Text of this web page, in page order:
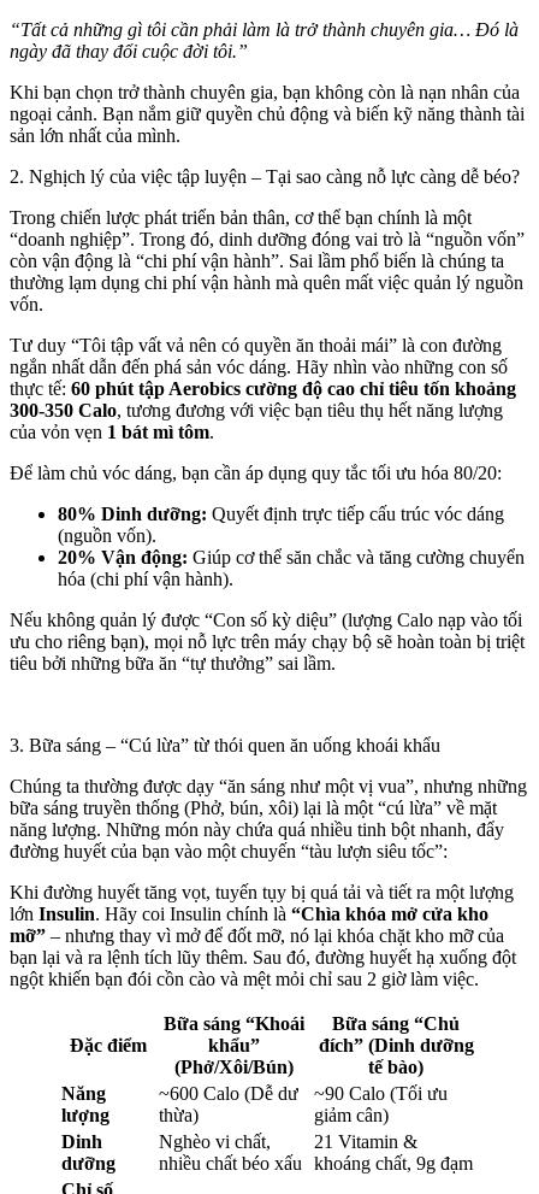
“Tất cả những gì tôi cần phải làm là trở thành chuyên gia… Đó là
ngày đã thay đổi cuộc đời tôi.”
Khi bạn chọn trở thành chuyên gia, bạn không còn là nạn nhân của
ngoại cảnh. Bạn nắm giữ quyền chủ động và biến kỹ năng thành tài
sản lớn nhất của mình.
2. Nghịch lý của việc tập luyện – Tại sao càng nỗ lực càng dễ béo?
Trong chiến lược phát triển bản thân, cơ thể bạn chính là một
“doanh nghiệp”. Trong đó, dinh dưỡng đóng vai trò là “nguồn vốn”
còn vận động là “chi phí vận hành”. Sai lầm phổ biến là chúng ta
thường lạm dụng chi phí vận hành mà quên mất việc quản lý nguồn
vốn.
Tư duy “Tôi tập vất vả nên có quyền ăn thoải mái” là con đường
ngắn nhất dẫn đến phá sản vóc dáng. Hãy nhìn vào những con số
thực tế: 60 phút tập Aerobics cường độ cao chỉ tiêu tốn khoảng
300-350 Calo, tương đương với việc bạn tiêu thụ hết năng lượng
của vỏn vẹn 1 bát mì tôm.
Để làm chủ vóc dáng, bạn cần áp dụng quy tắc tối ưu hóa 80/20:
80% Dinh dưỡng: Quyết định trực tiếp cấu trúc vóc dáng
(nguồn vốn).
20% Vận động: Giúp cơ thể săn chắc và tăng cường chuyển
hóa (chi phí vận hành).
Nếu không quản lý được “Con số kỳ diệu” (lượng Calo nạp vào tối
ưu cho riêng bạn), mọi nỗ lực trên máy chạy bộ sẽ hoàn toàn bị triệt
tiêu bởi những bữa ăn “tự thưởng” sai lầm.
3. Bữa sáng – “Cú lừa” từ thói quen ăn uống khoái khẩu
Chúng ta thường được dạy “ăn sáng như một vị vua”, nhưng những
bữa sáng truyền thống (Phở, bún, xôi) lại là một “cú lừa” về mặt
năng lượng. Những món này chứa quá nhiều tinh bột nhanh, đẩy
đường huyết của bạn vào một chuyến “tàu lượn siêu tốc”:
Khi đường huyết tăng vọt, tuyến tụy bị quá tải và tiết ra một lượng
lớn Insulin. Hãy coi Insulin chính là “Chìa khóa mở cửa kho
mỡ” – nhưng thay vì mở để đốt mỡ, nó lại khóa chặt kho mỡ của
bạn lại và ra lệnh tích lũy thêm. Sau đó, đường huyết hạ xuống đột
ngột khiến bạn đói cồn cào và mệt mỏi chỉ sau 2 giờ làm việc.
Đặc điểm
Bữa sáng “Khoái
khẩu”
(Phở/Xôi/Bún)
Bữa sáng “Chủ
đích” (Dinh dưỡng
tế bào)
Năng
lượng
~600 Calo (Dễ dư
thừa)
~90 Calo (Tối ưu
giảm cân)
Dinh
dưỡng
Nghèo vi chất,
nhiều chất béo xấu
21 Vitamin &
khoáng chất, 9g đạm
Chỉ số